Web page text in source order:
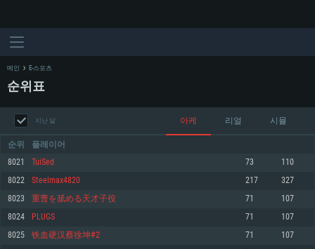
시스템 요구사항
메인 E-스포츠
순위표
지난 달 아케 리얼 시뮬
순위 플레이어
8021 TuiSed 73 110
8022 Steelmax4820 217 327
8023 重曹を舐める天才子役 71 107
8024 PLUGS 71 107
8025 铁血硬汉蔡徐坤#2 71 107